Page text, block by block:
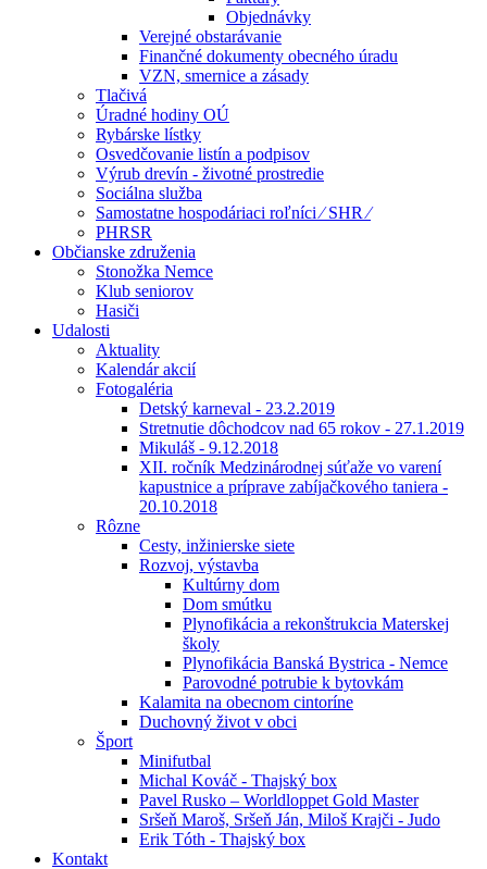
Objednávky
Verejné obstarávanie
Finančné dokumenty obecného úradu
VZN, smernice a zásady
Tlačivá
Úradné hodiny OÚ
Rybárske lístky
Osvedčovanie listín a podpisov
Výrub drevín - životné prostredie
Sociálna služba
Samostatne hospodáriaci roľníci ⁄ SHR ⁄
PHRSR
Občianske združenia
Stonožka Nemce
Klub seniorov
Hasiči
Udalosti
Aktuality
Kalendár akcií
Fotogaléria
Detský karneval - 23.2.2019
Stretnutie dôchodcov nad 65 rokov - 27.1.2019
Mikuláš - 9.12.2018
XII. ročník Medzinárodnej súťaže vo varení
kapustnice a príprave zabíjačkového taniera -
20.10.2018
Rôzne
Cesty, inžinierske siete
Rozvoj, výstavba
Kultúrny dom
Dom smútku
Plynofikácia a rekonštrukcia Materskej
školy
Plynofikácia Banská Bystrica - Nemce
Parovodné potrubie k bytovkám
Kalamita na obecnom cintoríne
Duchovný život v obci
Šport
Minifutbal
Michal Kováč - Thajský box
Pavel Rusko – Worldloppet Gold Master
Sršeň Maroš, Sršeň Ján, Miloš Krajči - Judo
Erik Tóth - Thajský box
Kontakt